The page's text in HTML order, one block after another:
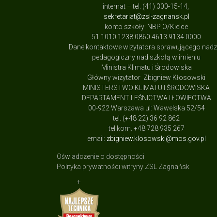
internat – tel. (41) 300-15-14,
sekretariat@zsl-zagnansk.pl
konto szkoły: NBP O/Kielce
51 1010 1238 0860 4613 9134 0000
Dane kontaktowe wizytatora sprawującego
pedagogiczny nad szkołą w imieniu
Ministra Klimatu i Środowiska
Główny wizytator Zbigniew Kłosowski
MINISTERSTWO KLIMATU I ŚRODOWISKA
DEPARTAMENT LEŚNICTWA I ŁOWIECTWA
00-922 Warszawa ul: Wawelska 52/54
tel. (+48 22) 36 92 862
tel.kom. +48 728 935 267
email: zbigniew.klosowski@mos.gov.pl
Oświadczenie o dostępności
Polityka prywatności witryny ZSL Zagnańsk
+